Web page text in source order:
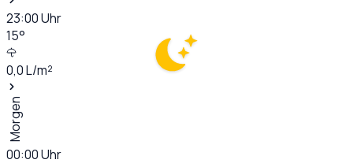
23:00Uhr
15°
0,0L/m²
Morgen
00:00Uhr